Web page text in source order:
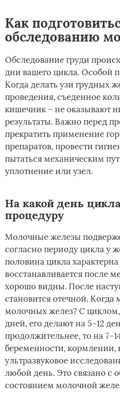
Как
обследованию
Обследование груди
дни вашего цикла. Особой
Когда делать узи грудных
проведения, съеденное
кишечник – не оказывают
результаты. Важно перед
прекратить применение
препаратов, провести
пытаться механическим
уплотнение или узел.
На какой день
процедуру
Молочные железы
согласно периоду цикла у
половина цикла характерна
восстанавливается после
хорошо видны. После
становится отечной.
молочных желез? С
дней, его делают на 5–12
продолжительнее, то на
беременности, кормлении,
ультразвуковое
любой день. Это связано
состоянием молочной